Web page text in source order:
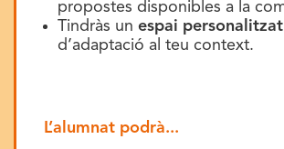
propostes disponibles a la
Tindràs un espai personalitzat
d’adaptació al teu context.
L’alumnat podrà...